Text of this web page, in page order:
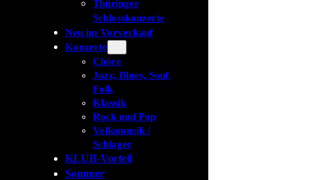
Thüringer
Schlosskonzerte
Neu im Vorverkauf
Konzerte
Chöre
Jazz, Blues, Soul,
Folk
Klassik
Rock und Pop
Volksmusik /
Schlager
KLUB-Vorteil
Sommer